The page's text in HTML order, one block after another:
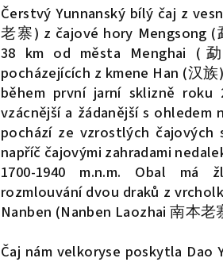
Čerstvý Yunnanský bílý čaj z
老寨) z čajové hory Mengsong (
38 km od města Menghai (
pocházejících z kmene Han (汉
během první jarní sklizně
vzácnější a žádanější s
pochází ze vzrostlých
napříč čajovými zahradami
1700-1940 m.n.m. Obal má
rozmlouvání dvou draků z
Nanben (Nanben Laozhai 南本老
Čaj nám velkoryse poskytla